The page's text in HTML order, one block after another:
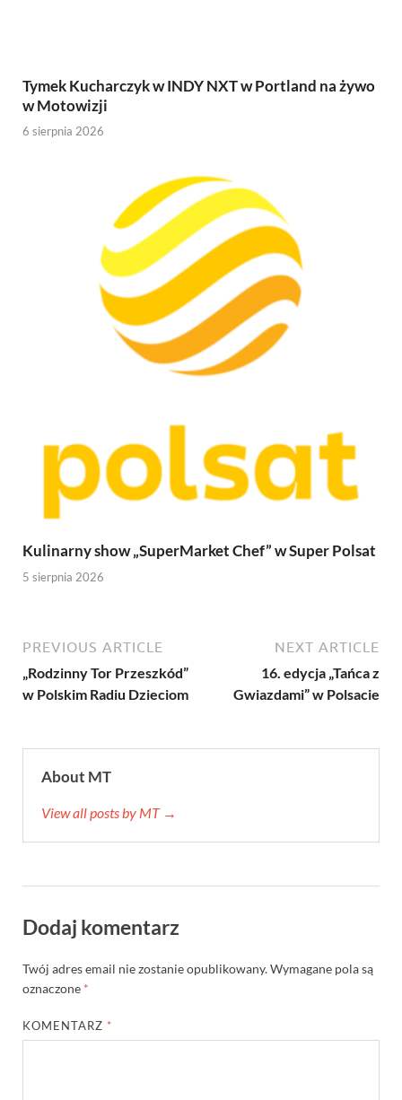
Tymek Kucharczyk w INDY NXT w Portland na żywo
w Motowizji
6 sierpnia 2026
Kulinarny show „SuperMarket Chef” w Super Polsat
5 sierpnia 2026
PREVIOUS ARTICLE
„Rodzinny Tor Przeszkód”
w Polskim Radiu Dzieciom
NEXT ARTICLE
16. edycja „Tańca z
Gwiazdami” w Polsacie
About MT
View all posts by MT →
Dodaj komentarz
Twój adres email nie zostanie opublikowany.Wymagane pola są
oznaczone *
KOMENTARZ *